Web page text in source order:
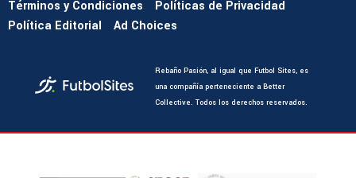
Términos y Condiciones
Políticas de Privacidad
Política Editorial
Ad Choices
Rebaño Pasión, al igual que Futbol Sites, es
una compañía perteneciente a Better
Collective. Todos los derechos reservados.